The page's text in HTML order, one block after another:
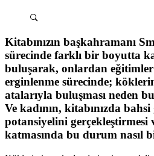
Kitabınızın başkahramanı
sürecinde farklı bir boyutta
buluşarak, onlardan eğitimler
erginlenme sürecinde;
atalarıyla buluşması neden
Ve kadının, kitabınızda
potansiyelini gerçekleştirmesi
katmasında bu durum nasıl